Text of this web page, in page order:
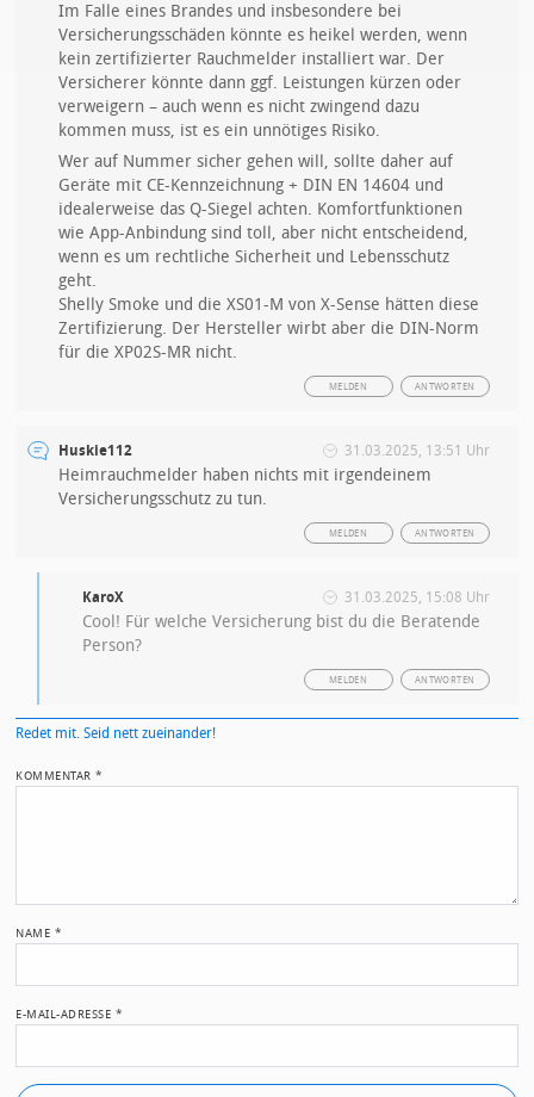
Im Falle eines Brandes und insbesondere bei
Versicherungsschäden könnte es heikel werden, wenn
kein zertifizierter Rauchmelder installiert war. Der
Versicherer könnte dann ggf. Leistungen kürzen oder
verweigern – auch wenn es nicht zwingend dazu
kommen muss, ist es ein unnötiges Risiko.
Wer auf Nummer sicher gehen will, sollte daher auf
Geräte mit CE-Kennzeichnung + DIN EN 14604 und
idealerweise das Q-Siegel achten. Komfortfunktionen
wie App-Anbindung sind toll, aber nicht entscheidend,
wenn es um rechtliche Sicherheit und Lebensschutz
geht.
Shelly Smoke und die XS01-M von X-Sense hätten diese
Zertifizierung. Der Hersteller wirbt aber die DIN-Norm
für die XP02S-MR nicht.
ANTWORTEN
MELDEN
Huskie112 31.03.2025, 13:51 Uhr
Heimrauchmelder haben nichts mit irgendeinem
Versicherungsschutz zu tun.
ANTWORTEN
MELDEN
KaroX 31.03.2025, 15:08 Uhr
Cool! Für welche Versicherung bist du die Beratende
Person?
ANTWORTEN
MELDEN
Redet mit. Seid nett zueinander!
KOMMENTAR*
NAME *
E-MAIL-ADRESSE *